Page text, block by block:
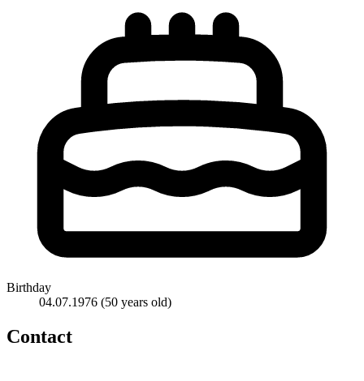
Birthday
04.07.1976 (50 years old)
Contact